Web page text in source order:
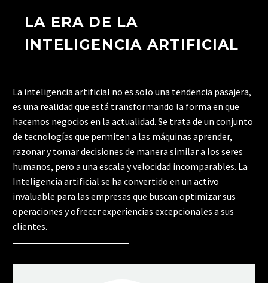
LA ERA DE LA
INTELIGENCIA ARTIFICIAL
La inteligencia artificial no es solo una tendencia pasajera,
es una realidad que está transformando la forma en que
hacemos negocios en la actualidad. Se trata de un conjunto
de tecnologías que permiten a las máquinas aprender,
razonar y tomar decisiones de manera similar a los seres
humanos, pero a una escala y velocidad incomparables. La
Inteligencia artificial se ha convertido en un activo
invaluable para las empresas que buscan optimizar sus
operaciones y ofrecer experiencias excepcionales a sus
clientes.